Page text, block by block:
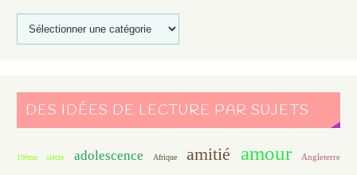
DES IDÉES DE LECTURE PAR SUJETS
19ème siècle adolescence Afrique amitié amour Angleterre